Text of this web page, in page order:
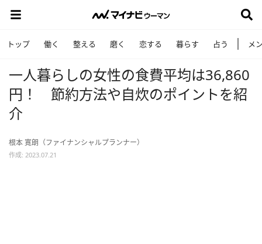
トップ 働く 整える 磨く 恋する 暮らす 占う メ
一人暮らしの女性の食費平均は36,860
円！ 節約方法や自炊のポイントを紹
介
根本 寛朗（ファイナンシャルプランナー）
作成: 2023.07.21